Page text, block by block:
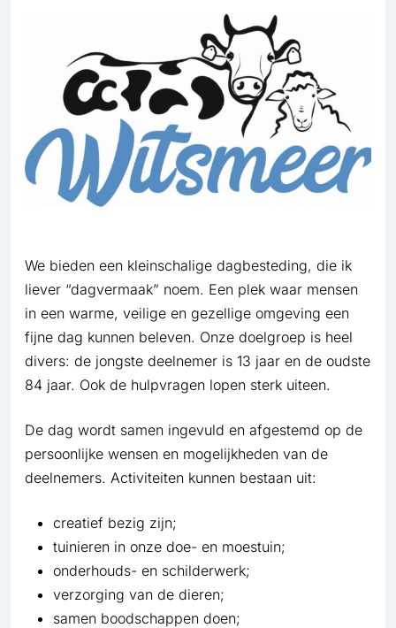
We bieden een kleinschalige dagbesteding, die ik
liever “dagvermaak” noem. Een plek waar mensen
in een warme, veilige en gezellige omgeving een
fijne dag kunnen beleven. Onze doelgroep is heel
divers: de jongste deelnemer is 13 jaar en de oudste
84 jaar. Ook de hulpvragen lopen sterk uiteen.
De dag wordt samen ingevuld en afgestemd op de
persoonlijke wensen en mogelijkheden van de
deelnemers. Activiteiten kunnen bestaan uit:
creatief bezig zijn;
tuinieren in onze doe- en moestuin;
onderhouds- en schilderwerk;
verzorging van de dieren;
samen boodschappen doen;